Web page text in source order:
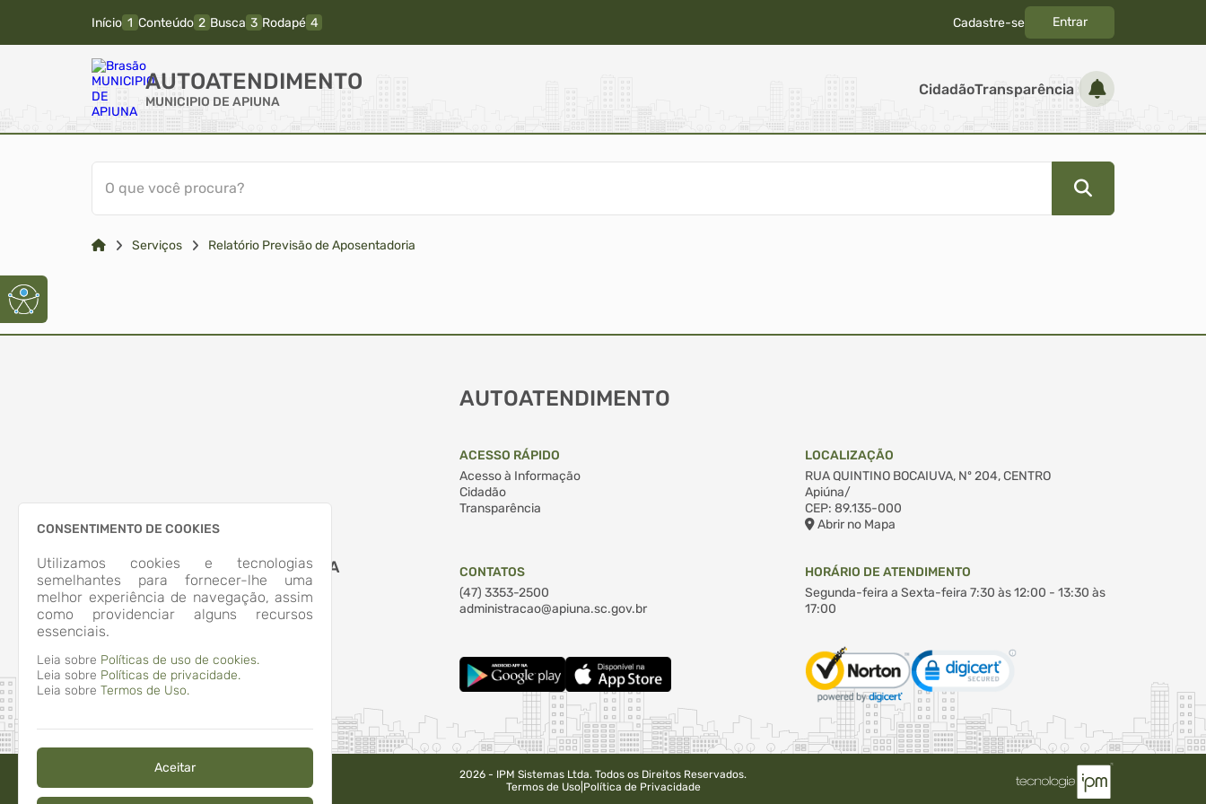
Início Conteúdo Busca Rodapé Cadastre-se Entrar
AUTOATENDIMENTO
MUNICIPIO DE APIUNA
CidadãoTransparência
O que você procura?
Serviços Relatório Previsão de Aposentadoria
CONSENTIMENTO DE COOKIES
Utilizamos cookies e tecnologias
semelhantes para fornecer-lhe uma
melhor experiência de navegação, assim
como providenciar alguns recursos
essenciais.
Leia sobre Políticas de uso de cookies.
Leia sobre Políticas de privacidade.
Leia sobre Termos de Uso.
Aceitar
MUNICIPIO DE APIUNA
AUTOATENDIMENTO
ACESSO RÁPIDO
Acesso à Informação
Cidadão
Transparência
LOCALIZAÇÃO
RUA QUINTINO BOCAIUVA, Nº 204, CENTRO
Apiúna/
CEP: 89.135-000
Abrir no Mapa
CONTATOS
(47) 3353-2500
administracao@apiuna.sc.gov.br
HORÁRIO DE ATENDIMENTO
Segunda-feira a Sexta-feira 7:30 às 12:00 - 13:30 às
17:00
2026 - IPM Sistemas Ltda. Todos os Direitos Reservados.
Termos de Uso| Política de Privacidade